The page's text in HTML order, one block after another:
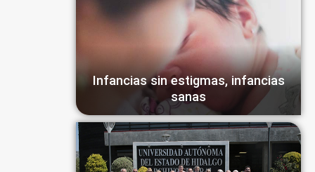
Infancias sin estigmas, infancias
sanas